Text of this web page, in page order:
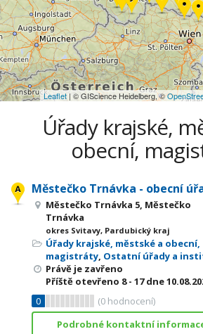
Leaflet | © GIScience Heidelberg, ©
Úřady krajské,
obecní,
Městečko Trnávka - obecní
Městečko Trnávka 5, Městečko
Trnávka
okres Svitavy, Pardubický kraj
Úřady krajské, městské a obecní,
magistráty, Ostatní úřady a
Právě je zavřeno
Příště otevřeno 8 - 17dne
0
(0 hodnocení)
Podrobné kontaktní